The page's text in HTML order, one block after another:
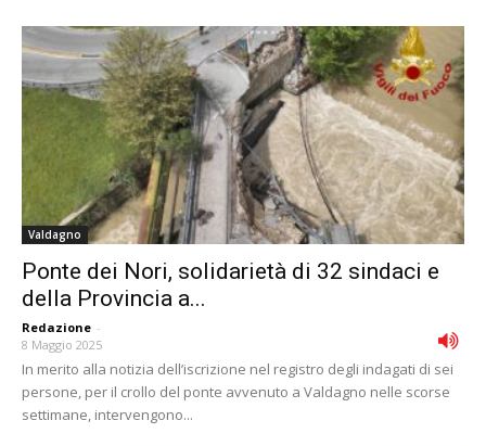
Valdagno
Ponte dei Nori, solidarietà di 32 sindaci e
della Provincia a...
Redazione -
8 Maggio 2025
In merito alla notizia dell’iscrizione nel registro degli indagati di sei
persone, per il crollo del ponte avvenuto a Valdagno nelle scorse
settimane, intervengono...